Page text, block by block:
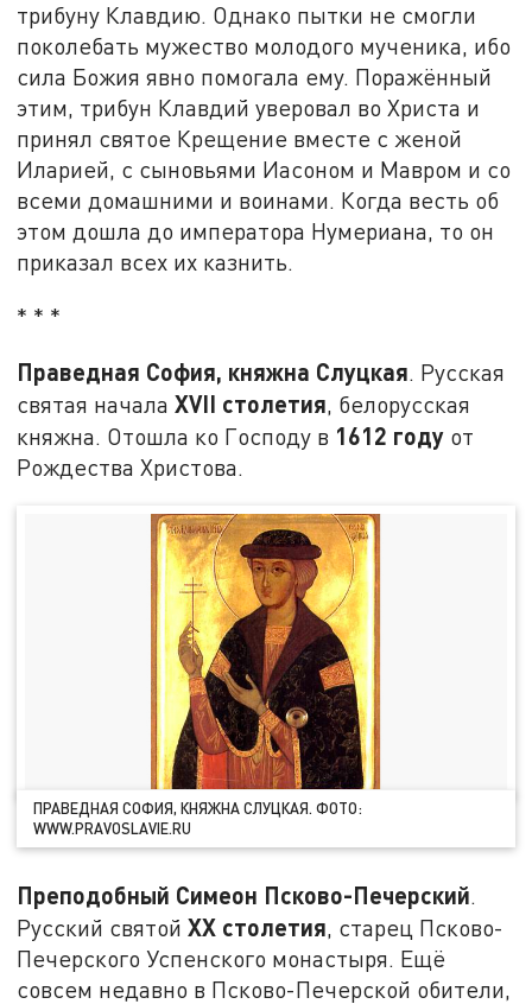
трибуну Клавдию. Однако пытки не смогли
поколебать мужество молодого мученика, ибо
сила Божия явно помогала ему. Поражённый
этим, трибун Клавдий уверовал во Христа и
принял святое Крещение вместе с женой
Иларией, с сыновьями Иасоном и Мавром и со
всеми домашними и воинами. Когда весть об
этом дошла до императора Нумериана, то он
приказал всех их казнить.
* * *
Праведная София, княжна Слуцкая. Русская
святая началаXVII столетия, белорусская
княжна. Отошла ко Господу в 1612 году от
Рождества Христова.
ПРАВЕДНАЯ СОФИЯ, КНЯЖНА СЛУЦКАЯ. ФОТО:
WWW.PRAVOSLAVIE.RU
Преподобный Симеон Псково-Печерский.
Русский святойXX столетия, старец Псково-
Печерского Успенского монастыря. Ещё
совсем недавно в Псково-Печерской обители,